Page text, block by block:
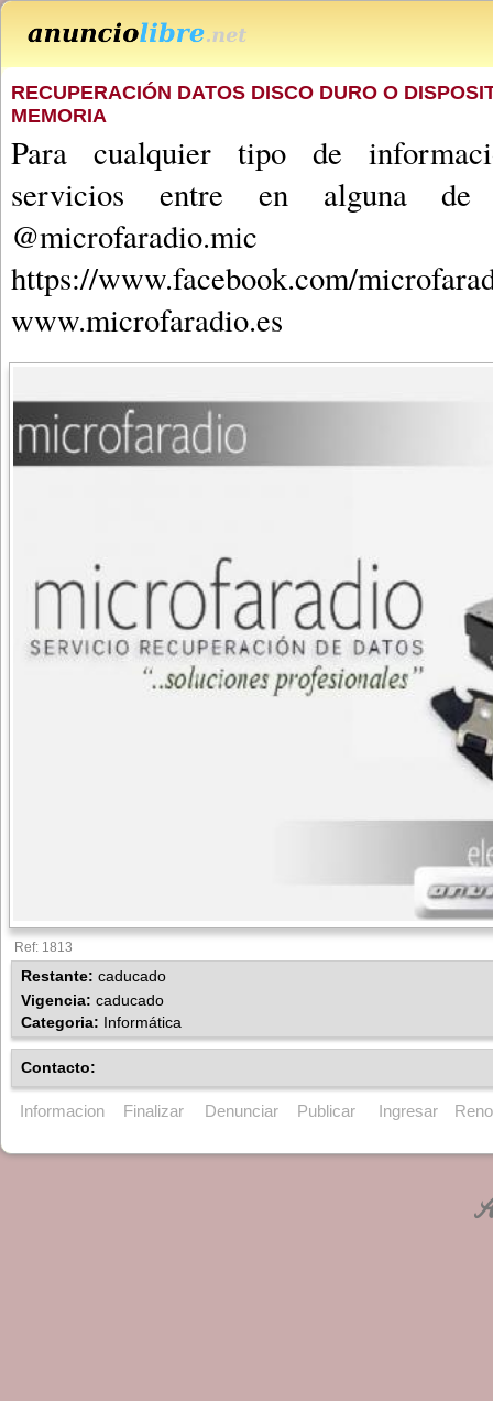
RECUPERACIÓN DATOS DISCO DURO O
MEMORIA
Para cualquier tipo de
servicios entre en alguna de
@microfaradio.mic
https://www.facebook.com/
www.microfaradio.es
Ref: 1813
Restante: caducado
Vigencia: caducado
Categoria: Informática
Contacto:
Informacion Finalizar Denunciar Publicar Ingresar